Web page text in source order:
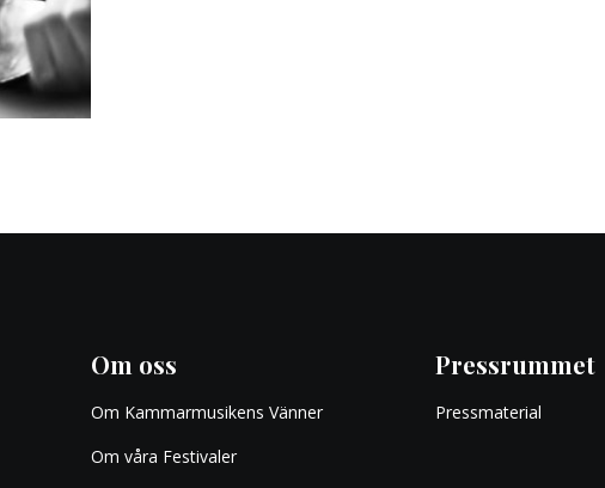
Om oss
Om Kammarmusikens Vänner
Om våra Festivaler
Pressrummet
Pressmaterial